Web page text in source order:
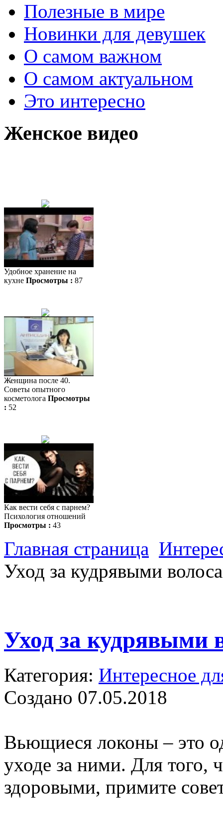
Полезные в мире
Новинки для девушек
О самом важном
О самом актуальном
Это интересно
Женское видео
Удобное хранение на
кухне Просмотры : 87
Женщина после 40.
Советы опытного
косметолога Просмотры
: 52
Как вести себя с парнем?
Психология отношений
Просмотры : 43
Главная страница
Уход за кудрявыми
Уход за кудрявыми
Категория: Интересное
Создано 07.05.2018
Вьющиеся локоны – это
уходе за ними. Для того,
здоровыми, примите